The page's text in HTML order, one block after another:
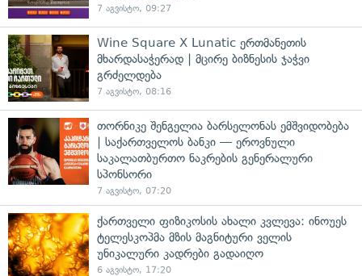
7 აგვისტო, 09:27
Wine Square X Lunatic ერთმანეთის
მხარდასაჭერად | მცირე ბიზნესის ჯაჭვი
გრძელდება
7 აგვისტო, 08:16
თორნიკე შენგელია ბარსელონას ემშვიდობება
| საქართველოს ბანკი — ეროვნული
საკალათბურთო ნაკრების გენერალური
სპონსორი
7 აგვისტო, 07:20
ქართველი ფიზიკოსის ახალი კვლევა: ინოუეს
ტელესკოპმა მზის მაგნიტური ველის
უნიკალური კადრები გადაიღო
6 აგვისტო, 17:20